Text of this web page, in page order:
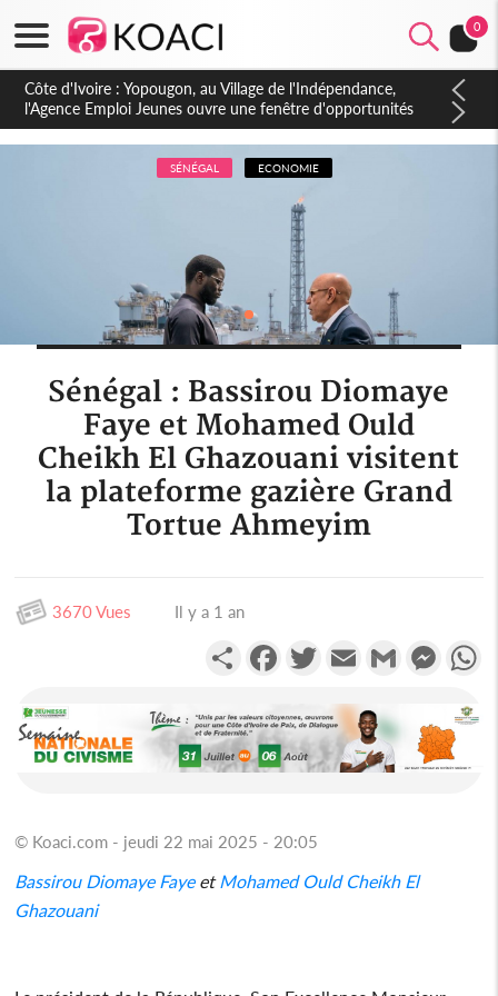
0
Côte d'Ivoire : CHU de Treichville, après la fronde, les agents
contractuels obtiennent un accord avec la direction sur les
arriérés du SMIG 2023
SÉNÉGAL ECONOMIE
Sénégal : Bassirou Diomaye
Faye et Mohamed Ould
Cheikh El Ghazouani visitent
la plateforme gazière Grand
Tortue Ahmeyim
3670 Vues Il y a 1 an
PartagerFacebookTwitterEmail Gmail
© Koaci.com - jeudi 22 mai 2025 - 20:05
Bassirou Diomaye FayeetMohamed Ould Cheikh El
Ghazouani